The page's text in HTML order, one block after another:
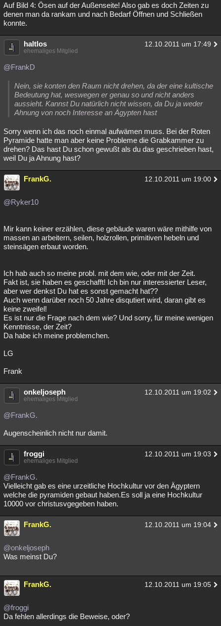
Auf Bild 4: Ösen auf der Außenseite! Also gab es doch Zeiten zu
denen man da rankam und nach Bedarf Öffnen und Schließen
konnte.
haltlos 12.10.2011 um 17:49
ehemaliges Mitglied
@FrankD
Nein, sie konten den Raum nicht drehen, da der eine kultische
Bedeutung hat, weswegen er genau so und nicht anders
aussieht. Kannst Du natürlich nicht wissen, da Du ja weder
Ahnung von noch Interesse an Ägypten hast
Sorry wenn ich das noch einmal aufwämen muss. Bei der Roten
Pyramide hatte man aber keine Probleme die Grabkammer zu
drehen? Das hast Du schon gewußt als du das geschrieben hast,
weil Du ja Ahnung hast?
FrankG. 12.10.2011 um 19:00
@Ryker10
Mir kann keiner erzählen, diese gebäude waren wäre mithilfe von
massen an arbeitern, seilen, holzrollen, primitiven hebeln und
steinsägen erbaut worden.
Ich hab auch so meine probl. mit dem wie, oder mit der Zeit.
Fakt ist, sie haben es geschafft! Ich bin nur interessierter Leser,
aber wer denkst Du hat es sonst gemacht hat??
Auch wenn darüber noch 50 Jahre disqutiert wird, daran gibt es
keine zweifel!
Es ist nur die Frage nach dem wie? Und sorry, für meine wenigen
Kenntnisse, der Zeit?
Da habe ich meine problemchen.
LG
Frank
onkeljoseph 12.10.2011 um 19:02
ehemaliges Mitglied
@FrankG.
Augenscheinlich nicht nur damit.
froggi 12.10.2011 um 19:03
ehemaliges Mitglied
@FrankG.
Vielleicht gab es eine urzeitliche Hochkultur vor den Ägyptern
welche die pyramiden gebaut haben.Es soll ja eine Hochkultur
10000 vor christusvgegeben haben.
FrankG. 12.10.2011 um 19:04
@onkeljoseph
Was meinst Du?
FrankG. 12.10.2011 um 19:05
@froggi
Da fehlen allerdings die Beweise, oder?